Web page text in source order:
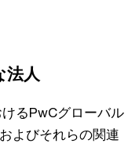
人
るPwCグローバル
よびそれらの関連